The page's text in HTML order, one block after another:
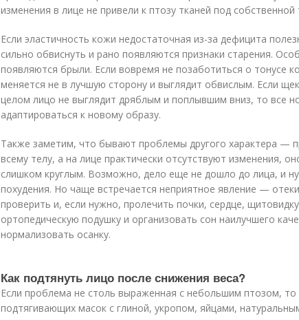
изменения в лице не привели к птозу тканей под
Если эластичность кожи недостаточная из-за дефицита
сильно обвиснуть и рано появляются признаки старения.
появляются брыли. Если вовремя не позаботиться о тонусе
меняется не в лучшую сторону и выглядит обвислым. Если
целом лицо не выглядит дряблым и поплывшим вниз, то все
адаптироваться к новому образу.
Также заметим, что бывают проблемы другого характера —
всему телу, а на лице практически отсутствуют изменения,
слишком круглым. Возможно, дело еще не дошло до лица, и
похудения. Но чаще встречается неприятное явление —
проверить и, если нужно, пролечить почки, сердце,
ортопедическую подушку и организовать сон наилучшего
нормализовать осанку.
Как подтянуть лицо после снижения веса?
Если проблема не столь выраженная с небольшим птозом, то
подтягивающих масок с глиной, укропом, яйцами,